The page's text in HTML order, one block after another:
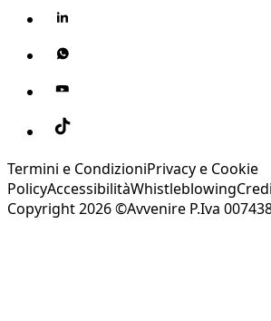
Termini e CondizioniPrivacy e Cookie
PolicyAccessibilitàWhistleblowing
Copyright 2026 ©Avvenire P.Iva